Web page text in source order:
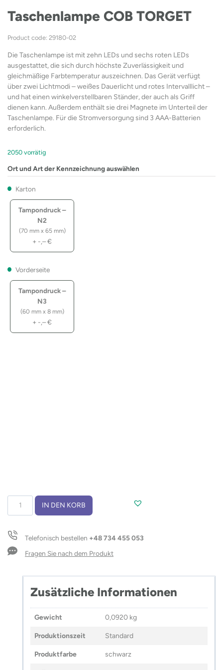
Taschenlampe COB TORGET
Product code: 29180-02
Die Taschenlampe ist mit zehn LEDs und sechs roten LEDs
ausgestattet, die sich durch höchste Zuverlässigkeit und
gleichmäßige Farbtemperatur auszeichnen. Das Gerät verfügt
über zwei Lichtmodi – weißes Dauerlicht und rotes Intervalllicht –
und hat einen winkelverstellbaren Ständer, der auch als Griff
dienen kann. Außerdem enthält sie drei Magnete im Unterteil der
Taschenlampe. Für die Stromversorgung sind 3 AAA-Batterien
erforderlich.
2050 vorrätig
Ort und Art der Kennzeichnung auswählen
Karton
Tampondruck –
N2
(70 mm x 65 mm)
+ -,–€
Vorderseite
Tampondruck –
N3
(60 mm x 8 mm)
+ -,–€
Taschenlampe
Menge
IN DEN KORB
Telefonisch bestellen +48 734 455 053
Fragen Sie nach dem Produkt
Zusätzliche Informationen
Gewicht 0,0920 kg
Produktionszeit Standard
Produktfarbe schwarz